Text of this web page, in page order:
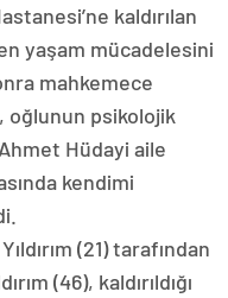
kaldırılan
yaşam mücadelesini
mahkemece
oğlunun psikolojik
Hüdayi aile
kendimi
(21) tarafından
(46), kaldırıldığı